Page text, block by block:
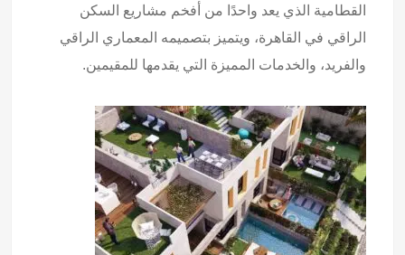
القطامية الذي يعد واحدًا من أفخم مشاريع السكن
الراقي في القاهرة، ويتميز بتصميمه المعماري الراقي
والفريد، والخدمات المميزة التي يقدمها للمقيمين.